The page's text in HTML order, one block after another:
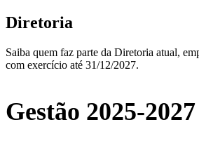
Diretoria
Saiba quem faz parte da Diretoria atual,
com exercício até 31/12/2027.
Gestão 2025-2027